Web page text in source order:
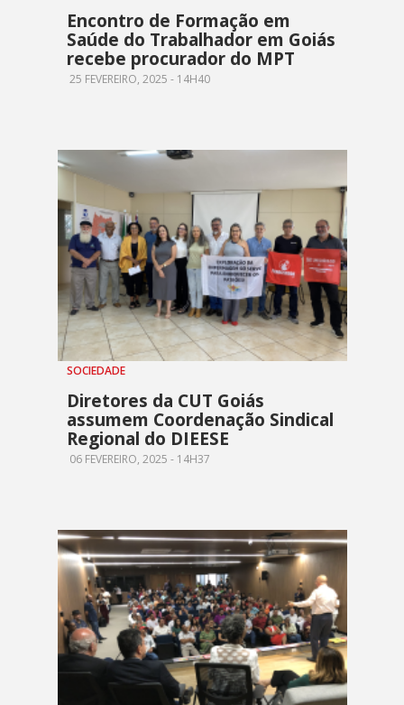
Encontro de Formação em
Saúde do Trabalhador em Goiás
recebe procurador do MPT
25 FEVEREIRO, 2025 - 14H40
SOCIEDADE
Diretores da CUT Goiás
assumem Coordenação Sindical
Regional do DIEESE
06 FEVEREIRO, 2025 - 14H37